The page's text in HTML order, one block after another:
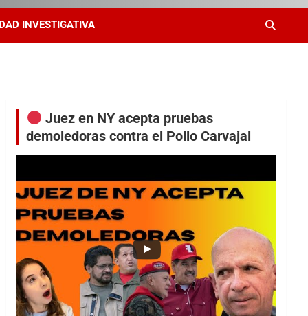
INVESTIGATIVA
Juez en NY acepta pruebas
demoledoras contra el Pollo Carvajal